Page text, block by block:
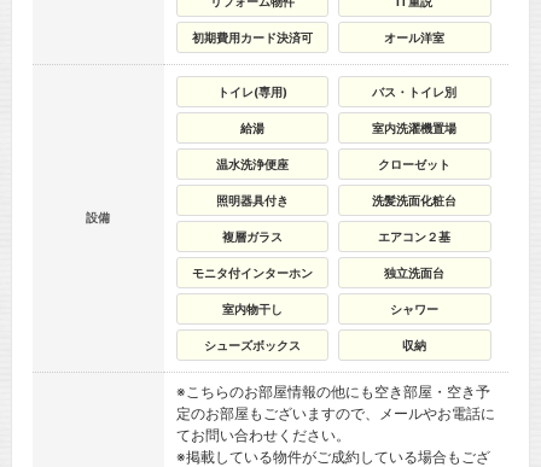
初期費用カード決済可 オール洋室
設備
トイレ(専用) バス・トイレ別
給湯 室内洗濯機置場
温水洗浄便座 クローゼット
照明器具付き 洗髪洗面化粧台
複層ガラス エアコン２基
モニタ付インターホン 独立洗面台
室内物干し シャワー
シューズボックス 収納
※こちらのお部屋情報の他にも空き部屋・空き予
定のお部屋もございますので、メールやお電話に
てお問い合わせください。
※掲載している物件がご成約している場合もござ